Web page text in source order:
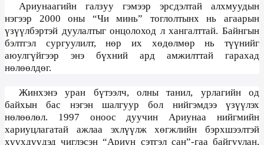
Ариунаагийн галзуу гэмээр эрсдэлтай алхмуудын
нэгээр 2000 оны “Чи минь” тоглолтынх нь агаарын
үзүүлбэртэй дуулалтыг онцолоход л хангалттай. Байнгын
бэлтгэл сургуулилт, нөр их хөдөлмөр нь түүнийг
аюулгүйгээр энэ бүхний ард амжилттай гарахад
нөлөөлдөг.
Жинхэнэ уран бүтээлч, олны танил, урлагийн од
байхын бас нэгэн шалгуур бол нийгэмдээ үзүүлэх
нөлөөлөл. 1997 оноос дуучин Ариунаа нийгмийн
хариуцлагатай ажлаа эхлүүлж хөгжлийн бэрхшээлтэй
хүүхдүүдэд чиглэсэн “Ариун сэтгэл сан”-гаа байгуулан,